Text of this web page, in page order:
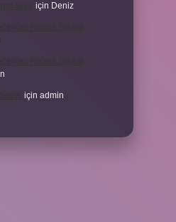
için Deniz
için admin